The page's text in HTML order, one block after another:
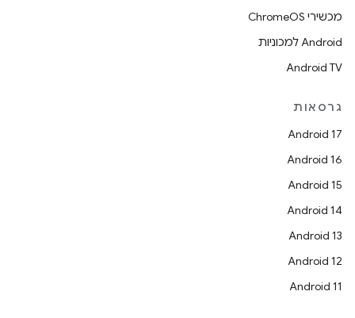
מכשירי ChromeOS
Android למכוניות
Android TV
גרסאות
Android 17
Android 16
Android 15
Android 14
Android 13
Android 12
Android 11